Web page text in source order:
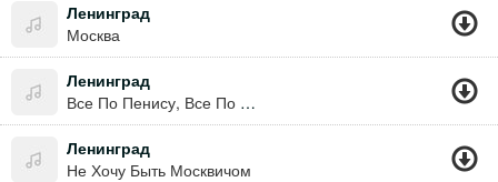
Ленинград
Москва
Ленинград
Все По Пенису, Все По Фалосу
Ленинград
Не Хочу Быть Москвичом